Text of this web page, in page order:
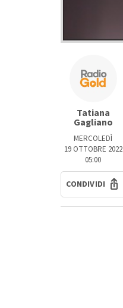
Tatiana
Gagliano
MERCOLEDÌ
19 OTTOBRE 2022
05:00
CONDIVIDI